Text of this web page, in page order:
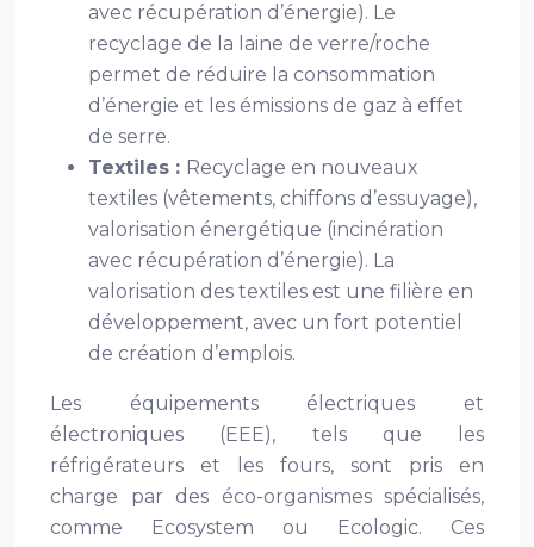
avec récupération d’énergie). Le
recyclage de la laine de verre/roche
permet de réduire la consommation
d’énergie et les émissions de gaz à effet
de serre.
Textiles : Recyclage en nouveaux
textiles (vêtements, chiffons d’essuyage),
valorisation énergétique (incinération
avec récupération d’énergie). La
valorisation des textiles est une filière en
développement, avec un fort potentiel
de création d’emplois.
Les équipements électriques et
électroniques (EEE), tels que les
réfrigérateurs et les fours, sont pris en
charge par des éco-organismes spécialisés,
comme Ecosystem ou Ecologic. Ces